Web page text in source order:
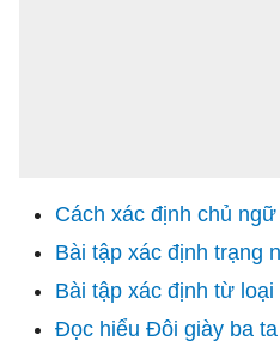
Cách xác định chủ
Bài tập xác định trạng
Bài tập xác định từ loại
Đọc hiểu Đôi giày ba